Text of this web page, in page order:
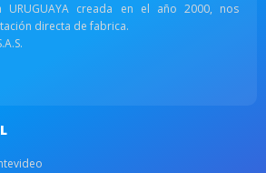
URUGUAYA creada en el año 2000, nos
directa de fabrica.